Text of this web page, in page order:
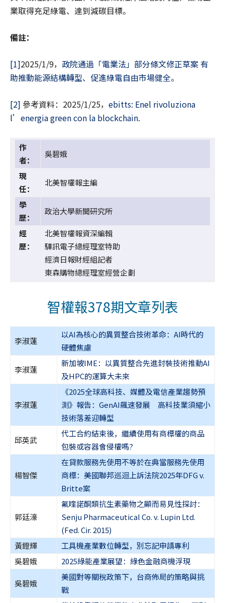
業取得充足綠電、達到減碳目標。
備註：
[1]2025/1/9， 政院通過「電業法」部分條文修正草案 有
助推動能源結構轉型、促進綠電自由市場健全。
[2] 參考資料：2025/1/25， ebitts: Enel rivoluziona
l’energia green con la blockchain.
作
者：
吳碧娥
現
任：
北美智權報主編
學
歷：
政治大學新聞研究所
經
歷：
北美智權報資深編輯
驊訊電子總經理室特助
經濟日報財經組記者
東森購物總經理室經營企劃
智權報378期文章列表
李淑蓮
以AI為核心的異質整合技術革命：AI時代的
硬體焦慮
李淑蓮
新加坡IME：以異質整合先進封裝技術推動AI
及HPC的運算大未來
李淑蓮
《2025全球高科技、媒體及電信產業趨勢預
測》報告：GenAI飆速發展 高科技業須縮小
技術落差迎轉型
邱英武
代工合約結束後，繼續使用有商標權的商品
包裝或容器會侵權嗎?
楊智傑
在貸款服務先使用不等於在典當服務先使用
商標：美國聯邦巡迴上訴法院2025年DFG v.
Britte案
郭廷濠
氟喹諾酮類抗生素藥物之顯而易見性探討：
Senju Pharmaceutical Co. v. Lupin Ltd.
(Fed. Cir. 2015)
黃鐙輝
工具機產業數位轉型，別忘記申請專利
吳碧娥
2025綠能產業展望：綠色金融商機浮現
吳碧娥
美國對等關稅政策下，台商佈局的策略與挑
戰